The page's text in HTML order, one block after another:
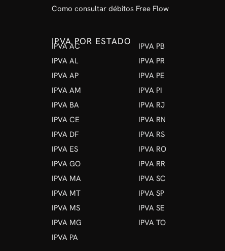
Como consultar débitos Free Flow
IPVA POR ESTADO
IPVA AC
IPVA AL
IPVA AP
IPVA AM
IPVA BA
IPVA CE
IPVA DF
IPVA ES
IPVA GO
IPVA MA
IPVA MT
IPVA MS
IPVA MG
IPVA PA
IPVA PB
IPVA PR
IPVA PE
IPVA PI
IPVA RJ
IPVA RN
IPVA RS
IPVA RO
IPVA RR
IPVA SC
IPVA SP
IPVA SE
IPVA TO